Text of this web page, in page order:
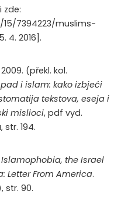
zde:
7394223/muslims-
4. 2016].
(překl. kol.
i islam: kako izbjeći
tekstova, eseja i
mislioci, pdf vyd.
194.
Islamophobia, the Israel
Letter From America.
str. 90.